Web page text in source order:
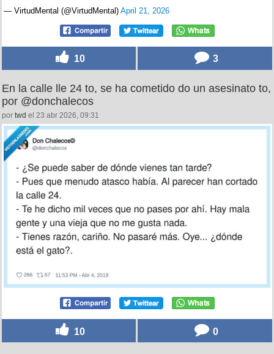
— VirtudMental (@VirtudMental) April 21, 2026
10 3
En la calle lle 24 to, se ha cometido do un asesinato to,
por @donchalecos
por twd el 23 abr 2026, 09:31
10 0